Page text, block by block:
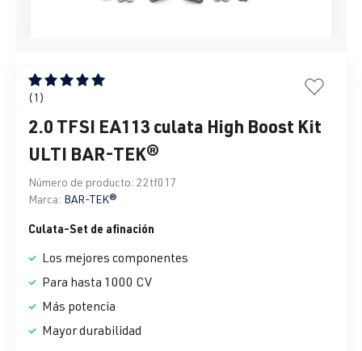
Calificación promedio de 5 de 5 estrellas
(1)
2.0 TFSI EA113 culata High Boost Kit
ULTI BAR-TEK®
Número de producto: 22tf017
Marca: BAR-TEK®
Culata-Set de afinación
Los mejores componentes
Para hasta 1000 CV
Más potencia
Mayor durabilidad